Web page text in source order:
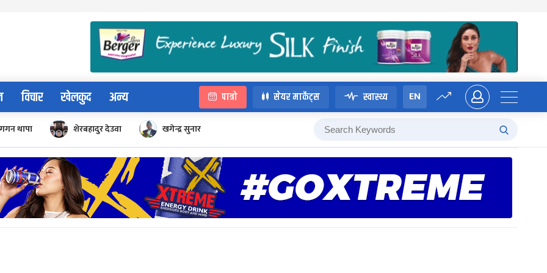
विचार खेलकुद अन्य पात्रो सेयर मार्केट्स स्वास्थ्य EN
गगन थापा शेरबहादुर देउवा खगेन्द्र सुनार